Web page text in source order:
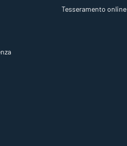
Tesseramento online